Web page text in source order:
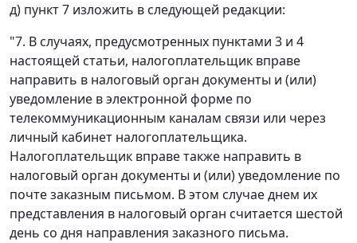
д) пункт 7 изложить в следующей редакции:
"7. В случаях, предусмотренных пунктами 3 и 4
настоящей статьи, налогоплательщик вправе
направить в налоговый орган документы и (или)
уведомление в электронной форме по
телекоммуникационным каналам связи или через
личный кабинет налогоплательщика.
Налогоплательщик вправе также направить в
налоговый орган документы и (или) уведомление по
почте заказным письмом. В этом случае днем их
представления в налоговый орган считается шестой
день со дня направления заказного письма.